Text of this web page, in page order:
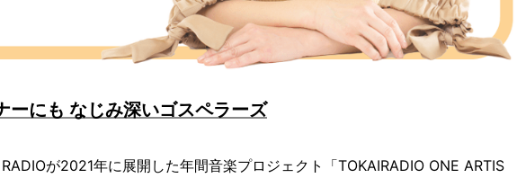
ーにも なじみ深いゴスペラーズ
が2021年に展開した年間音楽プロジェクト「TOKAIRADIO ONE ARTIS